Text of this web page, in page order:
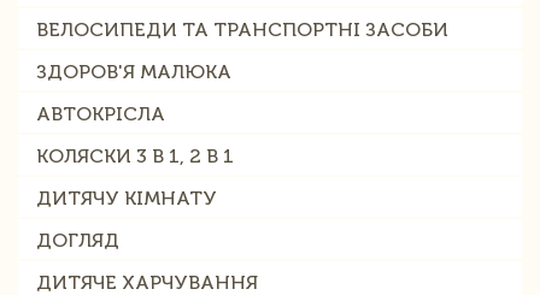
ВЕЛОСИПЕДИ ТА ТРАНСПОРТНІ ЗАСОБИ
ЗДОРОВ'Я МАЛЮКА
АВТОКРІСЛА
КОЛЯСКИ 3 В 1, 2 В 1
ДИТЯЧУ КІМНАТУ
ДОГЛЯД
ДИТЯЧЕ ХАРЧУВАННЯ